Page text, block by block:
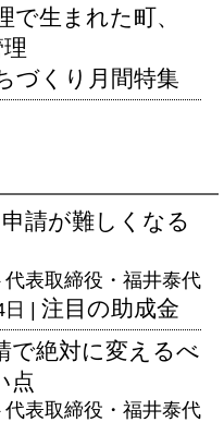
で生まれた町、
づくり月間特集
請が難しくなる
表取締役・福井泰代
日 | 注目の助成金
で絶対に変えるべ
点
表取締役・福井泰代